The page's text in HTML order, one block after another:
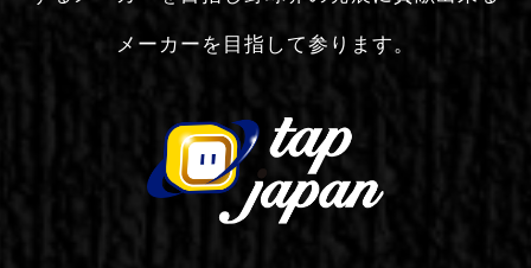
メーカーを目指して参ります。